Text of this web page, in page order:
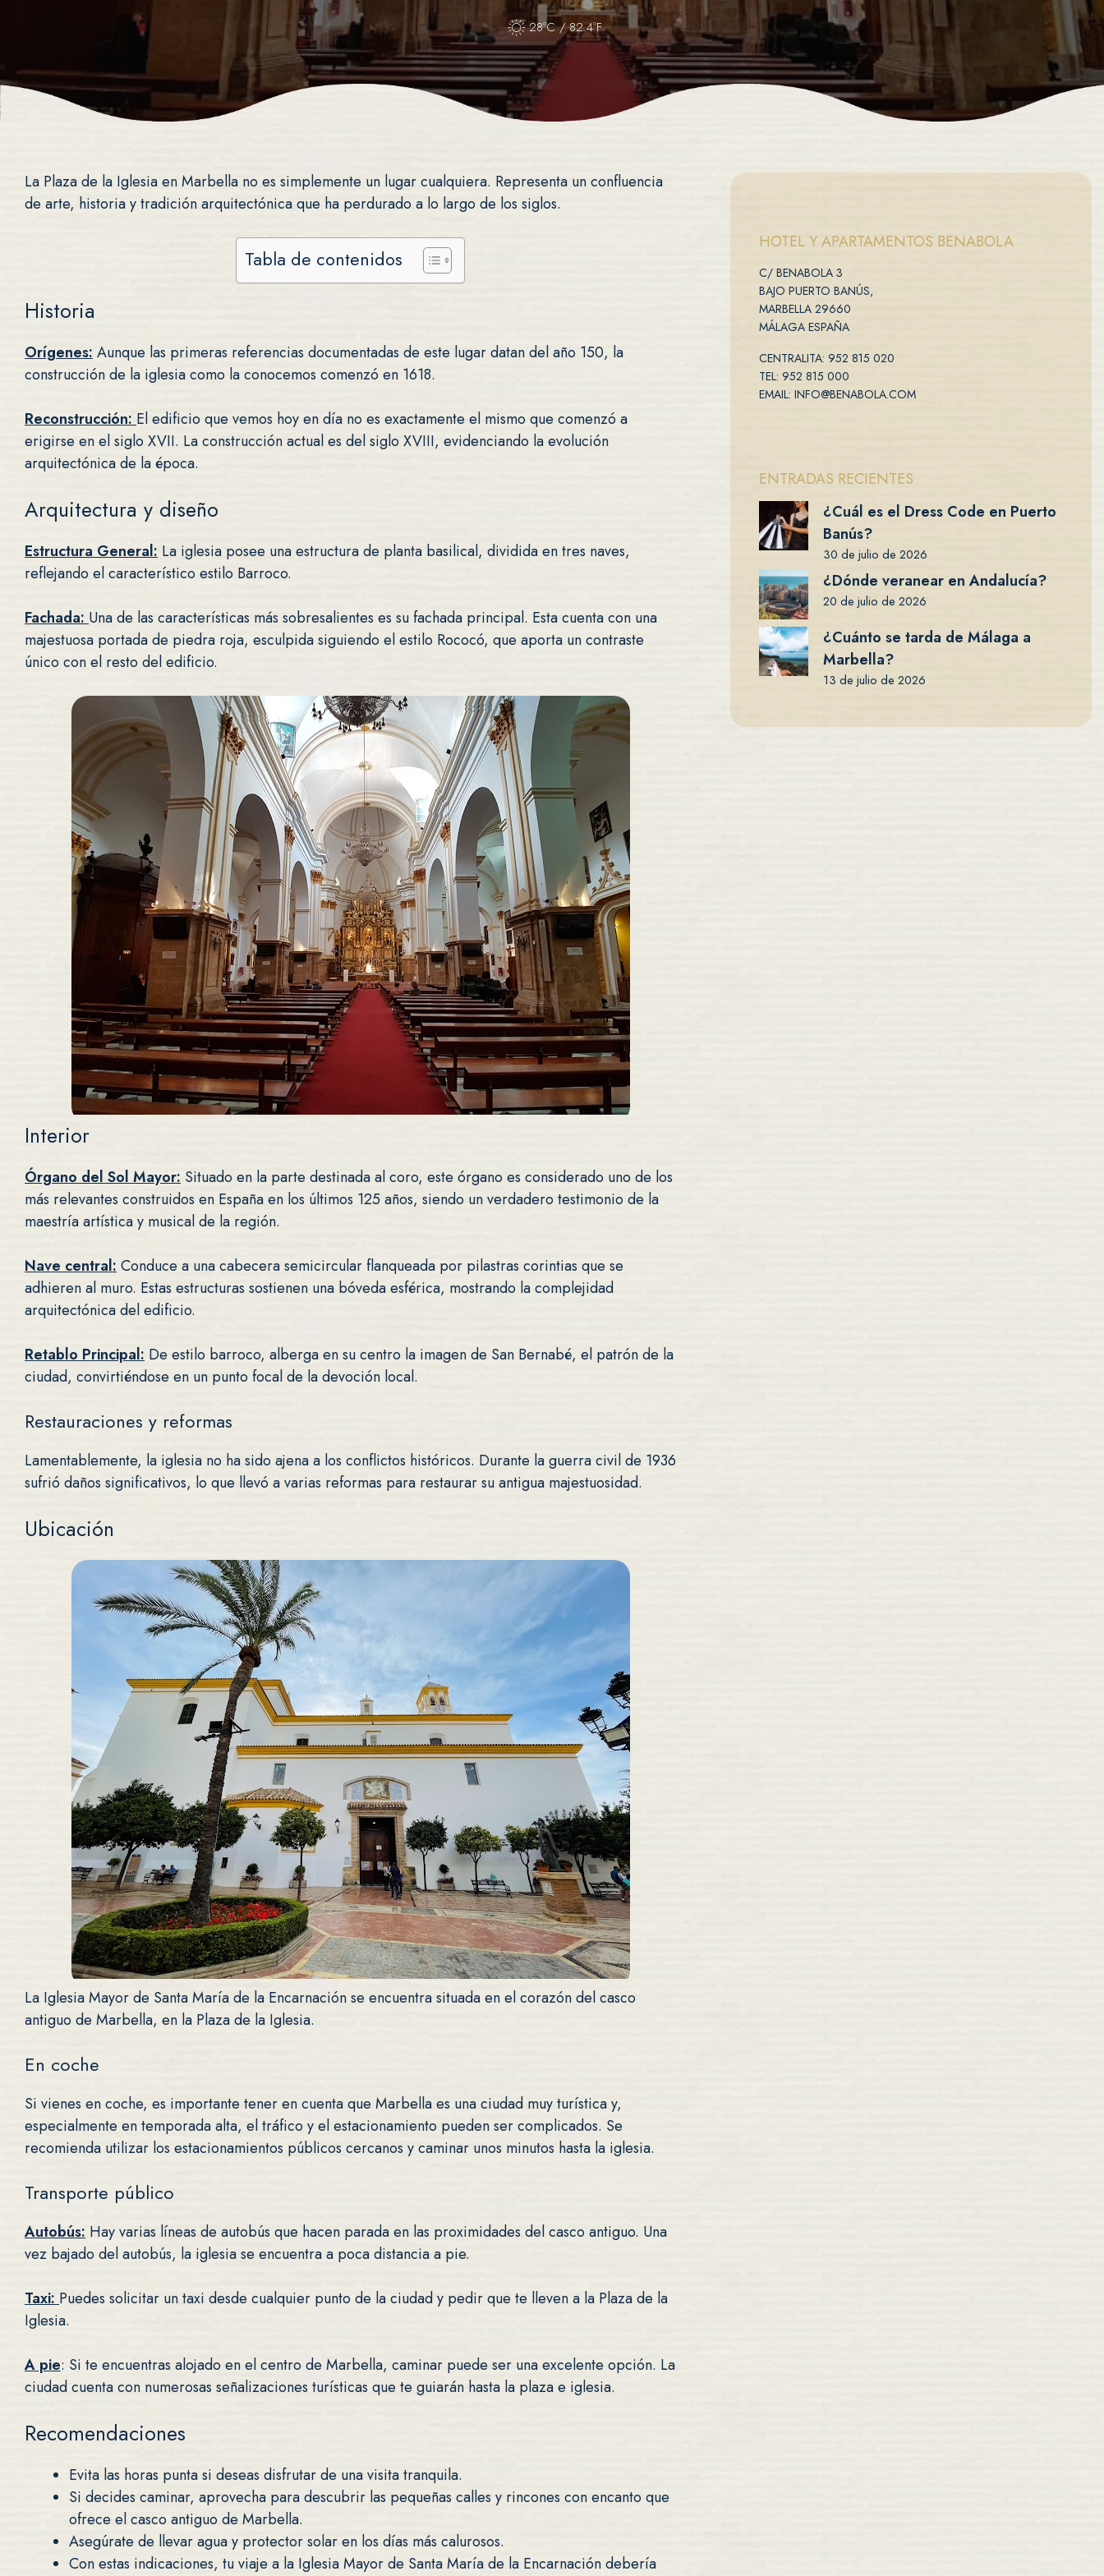
28ºC / 82.4ºF
La Plaza de la Iglesia en Marbella no es simplemente un lugar cualquiera. Representa un confluencia
de arte, historia y tradición arquitectónica que ha perdurado a lo largo de los siglos.
Tabla de contenidos
Historia
Orígenes: Aunque las primeras referencias documentadas de este lugar datan del año 150, la
construcción de la iglesia como la conocemos comenzó en 1618.
Reconstrucción: El edificio que vemos hoy en día no es exactamente el mismo que comenzó a
erigirse en el siglo XVII. La construcción actual es del siglo XVIII, evidenciando la evolución
arquitectónica de la época.
Arquitectura y diseño
Estructura General: La iglesia posee una estructura de planta basilical, dividida en tres naves,
reflejando el característico estilo Barroco.
Fachada: Una de las características más sobresalientes es su fachada principal. Esta cuenta con una
majestuosa portada de piedra roja, esculpida siguiendo el estilo Rococó, que aporta un contraste
único con el resto del edificio.
Interior
Órgano del Sol Mayor: Situado en la parte destinada al coro, este órgano es considerado uno de los
más relevantes construidos en España en los últimos 125 años, siendo un verdadero testimonio de la
maestría artística y musical de la región.
Nave central: Conduce a una cabecera semicircular flanqueada por pilastras corintias que se
adhieren al muro. Estas estructuras sostienen una bóveda esférica, mostrando la complejidad
arquitectónica del edificio.
Retablo Principal: De estilo barroco, alberga en su centro la imagen de San Bernabé, el patrón de la
ciudad, convirtiéndose en un punto focal de la devoción local.
Restauraciones y reformas
Lamentablemente, la iglesia no ha sido ajena a los conflictos históricos. Durante la guerra civil de 1936
sufrió daños significativos, lo que llevó a varias reformas para restaurar su antigua majestuosidad.
Ubicación
La Iglesia Mayor de Santa María de la Encarnación se encuentra situada en el corazón del casco
antiguo de Marbella, en la Plaza de la Iglesia.
En coche
Si vienes en coche, es importante tener en cuenta que Marbella es una ciudad muy turística y,
especialmente en temporada alta, el tráfico y el estacionamiento pueden ser complicados. Se
recomienda utilizar los estacionamientos públicos cercanos y caminar unos minutos hasta la iglesia.
Transporte público
Autobús: Hay varias líneas de autobús que hacen parada en las proximidades del casco antiguo. Una
vez bajado del autobús, la iglesia se encuentra a poca distancia a pie.
Taxi: Puedes solicitar un taxi desde cualquier punto de la ciudad y pedir que te lleven a la Plaza de la
Iglesia.
A pie: Si te encuentras alojado en el centro de Marbella, caminar puede ser una excelente opción. La
ciudad cuenta con numerosas señalizaciones turísticas que te guiarán hasta la plaza e iglesia.
Recomendaciones
Evita las horas punta si deseas disfrutar de una visita tranquila.
Si decides caminar, aprovecha para descubrir las pequeñas calles y rincones con encanto que
ofrece el casco antiguo de Marbella.
Asegúrate de llevar agua y protector solar en los días más calurosos.
Con estas indicaciones, tu viaje a la Iglesia Mayor de Santa María de la Encarnación debería
HOTEL Y APARTAMENTOS BENABOLA
C/ BENABOLA 3
BAJO PUERTO BANÚS,
MARBELLA 29660
MÁLAGA ESPAÑA
CENTRALITA: 952 815 020
TEL: 952 815 000
EMAIL: INFO@BENABOLA.COM
ENTRADAS RECIENTES
¿Cuál es el Dress Code en Puerto
Banús?
30 de julio de 2026
¿Dónde veranear en Andalucía?
20 de julio de 2026
¿Cuánto se tarda de Málaga a
Marbella?
13 de julio de 2026